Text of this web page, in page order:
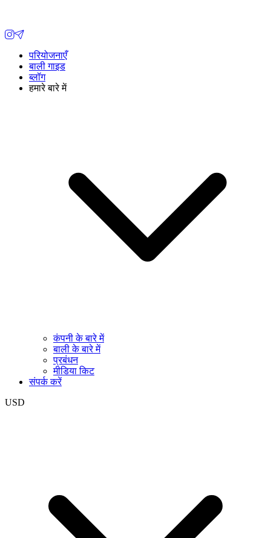
परियोजनाएँ
बाली गाइड
ब्लॉग
हमारे बारे में
कंपनी के बारे में
बाली के बारे में
प्रबंधन
मीडिया किट
संपर्क करें
USD